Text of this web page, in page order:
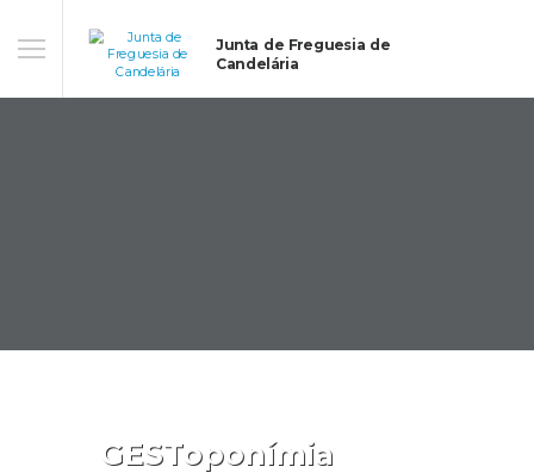
Junta de Freguesia de
Candelária
GESToponímia